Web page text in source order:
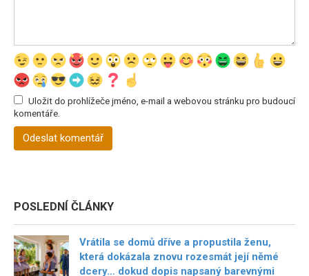
Uložit do prohlížeče jméno, e-mail a webovou stránku pro budoucí
komentáře.
POSLEDNÍ ČLÁNKY
Vrátila se domů dříve a propustila ženu,
která dokázala znovu rozesmát její němé
dcery… dokud dopis napsaný barevnými